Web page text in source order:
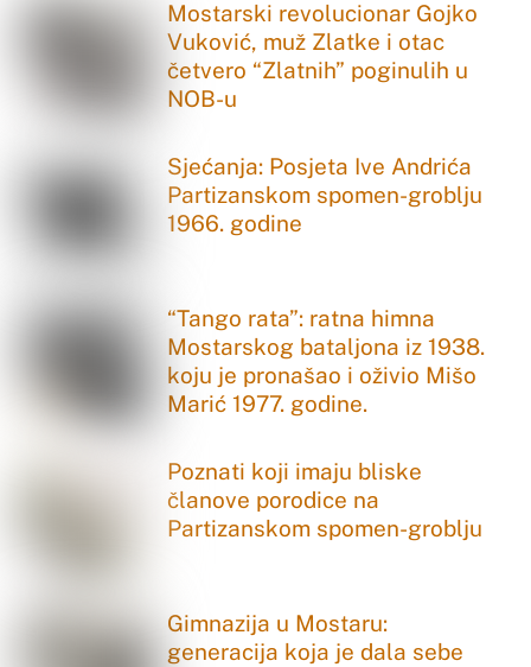
Mostarski revolucionar Gojko
Vuković, muž Zlatke i otac
četvero “Zlatnih” poginulih u
NOB-u
Sjećanja: Posjeta Ive Andrića
Partizanskom spomen-groblju
1966. godine
“Tango rata”: ratna himna
Mostarskog bataljona iz 1938.
koju je pronašao i oživio Mišo
Marić 1977. godine.
Poznati koji imaju bliske
članove porodice na
Partizanskom spomen-groblju
Gimnazija u Mostaru:
generacija koja je dala sebe